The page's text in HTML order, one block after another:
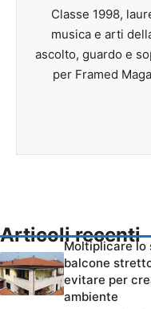
Classe 1998,
musica e arti
ascolto, guardo e
per Framed
Articoli recenti
Moltiplicare lo
balcone
evitare per
ambiente